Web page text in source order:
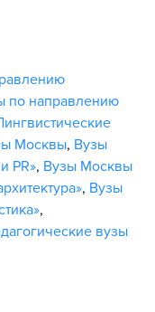
по направлению
Москвы, Вузы
PR», Вузы Москвы
, Вузы
,
вузы